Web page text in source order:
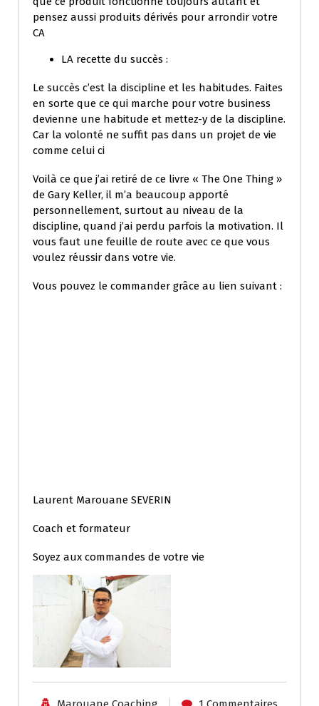
pensez aussi produits dérivés pour arrondir votre
CA
LA recette du succès :
Le succès c’est la discipline et les habitudes. Faites
en sorte que ce qui marche pour votre business
devienne une habitude et mettez-y de la discipline.
Car la volonté ne suffit pas dans un projet de vie
comme celui ci
Voilà ce que j’ai retiré de ce livre « The One Thing »
de Gary Keller, il m’a beaucoup apporté
personnellement, surtout au niveau de la
discipline, quand j’ai perdu parfois la motivation. Il
vous faut une feuille de route avec ce que vous
voulez réussir dans votre vie.
Vous pouvez le commander grâce au lien suivant :
Laurent Marouane SEVERIN
Coach et formateur
Soyez aux commandes de votre vie